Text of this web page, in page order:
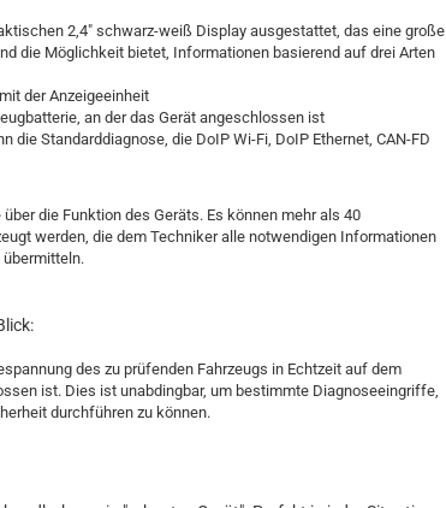
2,4″ schwarz-weiß Display ausgestattet, das eine große
die Möglichkeit bietet, Informationen basierend auf drei Arten
der Anzeigeeinheit
an der das Gerät angeschlossen ist
die Standarddiagnose, die DoIP Wi-Fi, DoIP Ethernet, CAN-FD
die Funktion des Geräts. Es können mehr als 40
werden, die dem Techniker alle notwendigen Informationen
übermitteln.
des zu prüfenden Fahrzeugs in Echtzeit auf dem
ist. Dies ist unabdingbar, um bestimmte Diagnoseeingriffe,
durchführen zu können.